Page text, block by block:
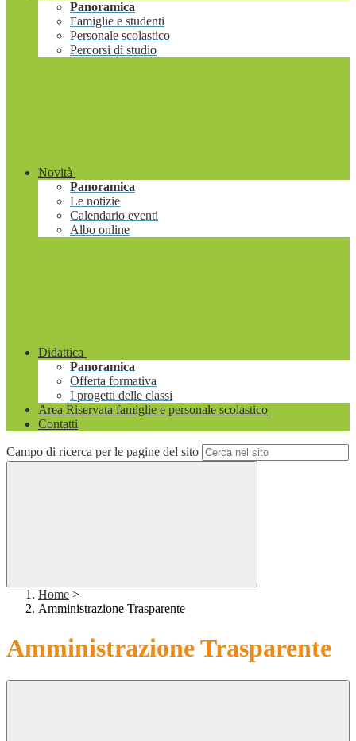
Panoramica
Famiglie e studenti
Personale scolastico
Percorsi di studio
Novità
Panoramica
Le notizie
Calendario eventi
Albo online
Didattica
Panoramica
Offerta formativa
I progetti delle classi
Area Riservata famiglie e personale scolastico
Contatti
Campo di ricerca per le pagine del sito
Home >
Amministrazione Trasparente
Amministrazione Trasparente